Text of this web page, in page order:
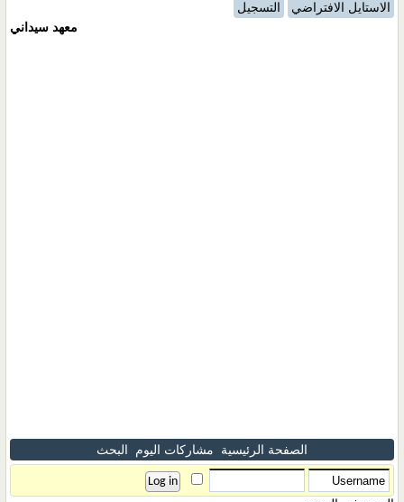
الاستايل الافتراضي
التسجيل
معهد سيداني
الصفحة الرئيسية مشاركات اليوم البحث